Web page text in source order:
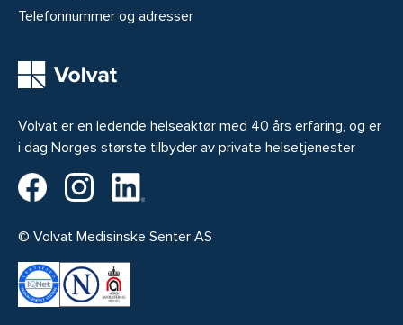
Volvat er en ledende helseaktør med 40 års erfaring, og er
i dag Norges største tilbyder av private helsetjenester
Volvat på Facebook
Volvat på Instagram
© Volvat Medisinske Senter AS
Telefonnummer og adresser